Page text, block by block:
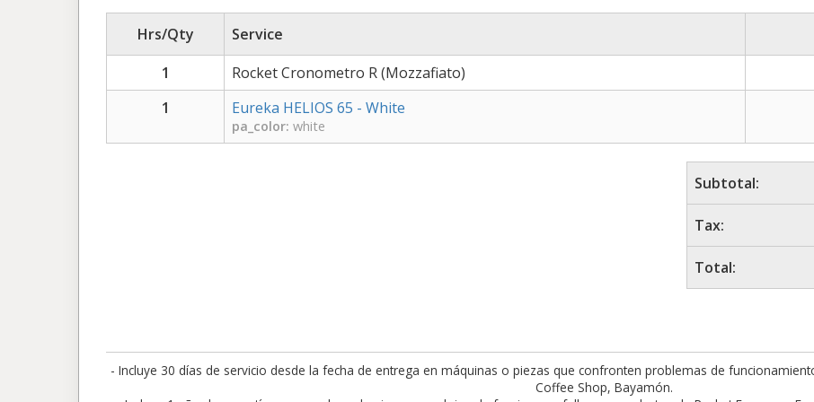
Hrs/Qty Service
1
Rocket Cronometro R (Mozzafiato)
1
Eureka HELIOS 65 - White
pa_color: white
Subtotal:
Tax:
Total:
- Incluye 30 días de servicio desde la fecha de entrega en máquinas o piezas que confronten problemas de
Coffee Shop, Bayamón.